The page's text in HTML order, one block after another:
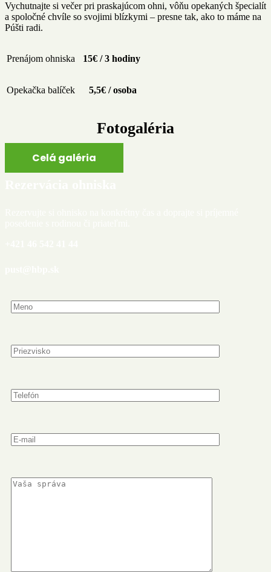
Vychutnajte si večer pri praskajúcom ohni, vôňu opekaných špecialít
a spoločné chvíle so svojimi blízkymi – presne tak, ako to máme na
Púšti radi.
Prenájom ohniska 15€ / 3 hodiny
Opekačka balíček 5,5€ / osoba
Fotogaléria
Celá galéria